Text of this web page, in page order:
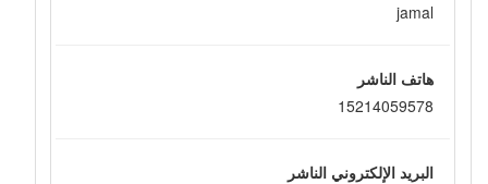
jamal
هاتف الناشر
15214059578
البريد الإلكتروني الناشر